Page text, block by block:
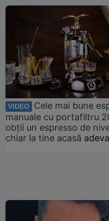
VIDEO
Cele mai bune
manuale cu portafiltru
obții un espresso de
chiar la tine acasă